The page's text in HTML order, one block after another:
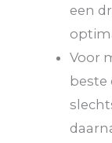
een
Voor
beste